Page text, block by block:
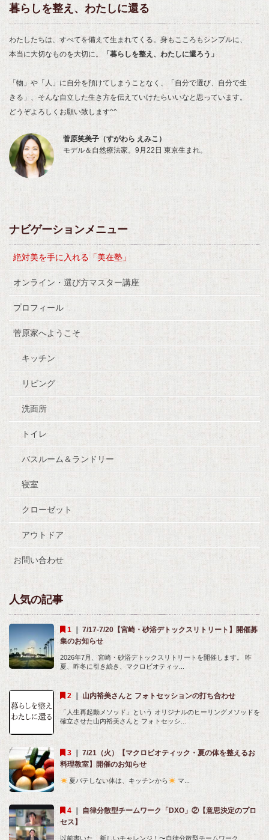
暮らしを整え、わたしに還る
わたしたちは、すべてを備えて生まれてくる。身もこころもシンプルに、
本当に大切なものを大切に。
「暮らしを整え、わたしに還ろう」
「物」や「人」に自分を預けてしまうことなく、「自分で選び、自分で生
きる」、そんな自立した生き方を伝えていけたらいいなと思っています。
どうぞよろしくお願い致します^^
菅原笑美子（すがわら えみこ）
モデル＆自然療法家。9月22日 東京生まれ。
ナビゲーションメニュー
絶対美を手に入れる「美在塾」
オンライン・選び方マスター講座
プロフィール
菅原家へようこそ
キッチン
リビング
洗面所
トイレ
バスルーム＆ランドリー
寝室
クローゼット
アウトドア
お問い合わせ
人気の記事
｜ 7/17-7/20【宮崎・砂浴デトックスリトリート】開催募
集のお知らせ
2026年7月、宮崎・砂浴デトックスリトリートを開催します。 昨
夏、昨冬に引き続き、マクロビオティッ...
山内裕美さんと フォトセッションの打ち合わせ
「人生再起動メソッド」という オリジナルのヒーリングメソッドを
確立させた山内裕美さんと フォトセッシ...
7/21（火）【マクロビオティック・夏の体を整えるお
料理教室】開催のお知らせ
夏バテしない体は、キッチンから マ...
｜ 自律分散型チームワーク「DXO」②【意思決定のプロ
セス】
以前書いた、新しいチャレンジ！〜自律分散型チームワーク